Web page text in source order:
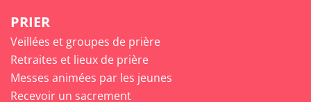
PRIER
Veillées et groupes de prière
Retraites et lieux de prière
Messes animées par les jeunes
Recevoir un sacrement